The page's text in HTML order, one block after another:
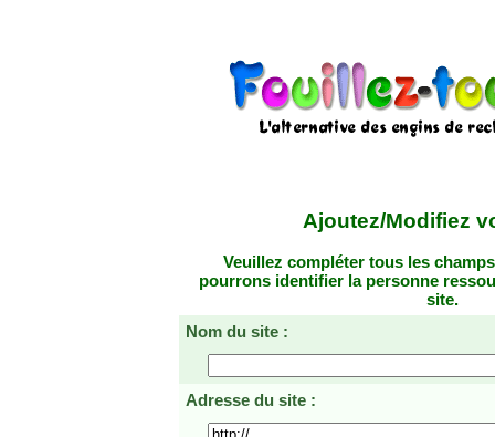
Ajoutez/Modifiez
Veuillez compléter tous les
pourrons identifier la personne
site.
Nom du site :
Adresse du site :